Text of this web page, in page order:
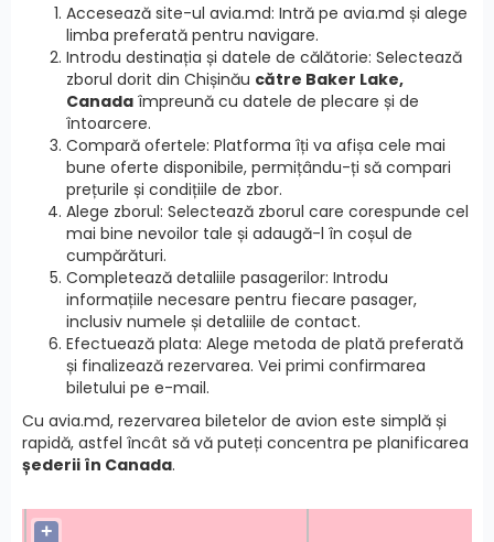
Accesează site-ul avia.md: Intră pe avia.md și alege
limba preferată pentru navigare.
Introdu destinația și datele de călătorie: Selectează
zborul dorit din Chișinău către Baker Lake,
Canada împreună cu datele de plecare și de
întoarcere.
Compară ofertele: Platforma îți va afișa cele mai
bune oferte disponibile, permițându-ți să compari
prețurile și condițiile de zbor.
Alege zborul: Selectează zborul care corespunde cel
mai bine nevoilor tale și adaugă-l în coșul de
cumpărături.
Completează detaliile pasagerilor: Introdu
informațiile necesare pentru fiecare pasager,
inclusiv numele și detaliile de contact.
Efectuează plata: Alege metoda de plată preferată
și finalizează rezervarea. Vei primi confirmarea
biletului pe e-mail.
Cu avia.md, rezervarea biletelor de avion este simplă și
rapidă, astfel încât să vă puteți concentra pe planificarea
șederii în Canada.
+